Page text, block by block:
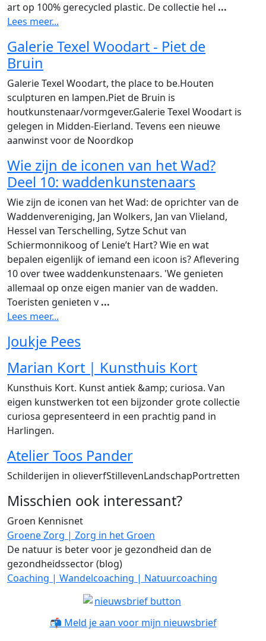
art op 100% gerecycled plastic. De collectie hel ...
Lees meer...
Galerie Texel Woodart - Piet de
Bruin
Galerie Texel Woodart, the place to be.Houten
sculpturen en lampen.Piet de Bruin is
houtkunstenaar/vormgever.Galerie Texel Woodart is
gelegen in Midden-Eierland. Tevens een nieuwe
aanwinst voor de Noordkop
Wie zijn de iconen van het Wad?
Deel 10: waddenkunstenaars
Wie zijn de iconen van het Wad: de oprichter van de
Waddenvereniging, Jan Wolkers, Jan van Vlieland,
Hessel van Terschelling, Sytze Schut van
Schiermonnikoog of Lenie’t Hart? Wie en wat
bepalen eigenlijk of iemand een icoon is? Aflevering
10 over twee waddenkunstenaars. 'We genieten
allemaal op onze eigen manier van de wadden.
Toeristen genieten v ...
Lees meer...
Joukje Pees
Marian Kort | Kunsthuis Kort
Kunsthuis Kort. Kunst antiek &amp; curiosa. Van
eigen kunstwerken tot een bijzonder grote collectie
curiosa gepresenteerd in een prachtig pand in
Harlingen.
Atelier Toos Pander
Schilderijen in olieverfStillevenLandschapPortretten
Misschien ook interessant?
Groen Kennisnet
Groene Zorg | Zorg in het Groen
De natuur is beter voor je gezondheid dan de
gezondheidssector (blog)
Coaching | Wandelcoaching | Natuurcoaching
📬 Meld je aan voor mijn nieuwsbrief